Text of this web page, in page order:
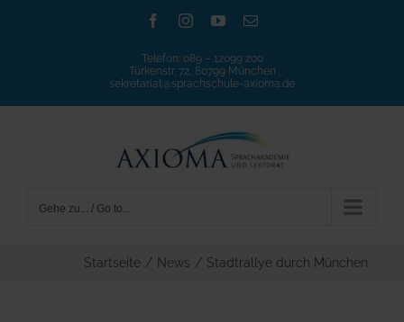
FacebookInstagramYouTube
E-
Telefon: 089 – 12099 200
Türkenstr. 72, 80799 München
sekretariat@sprachschule-axioma.de
Gehe zu... / Go to...
Startseite / News / Stadtrallye durch München